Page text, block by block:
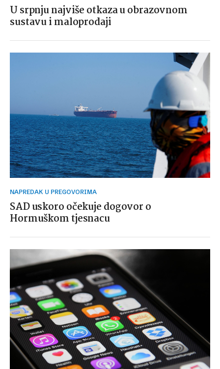
U srpnju najviše otkaza u obrazovnom
sustavu i maloprodaji
NAPREDAK U PREGOVORIMA
SAD uskoro očekuje dogovor o
Hormuškom tjesnacu